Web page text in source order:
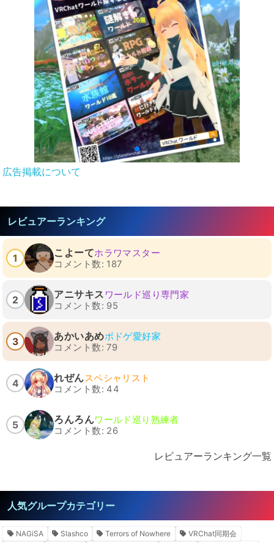
広告掲載について
レビュアーランキング
1 こよーてホラワマスター
コメント数: 187
2 アニサキス ワールド巡り専門家
コメント数: 95
3 あかいあめボドゲ愛好家
コメント数: 79
4 れぜんスペシャリスト
コメント数: 44
5 ろんろんワールド巡り熟練者
コメント数: 26
レビュアーランキング一覧
人気グループカテゴリー
NAGiSA Slashco Terrors of Nowhere
VRChat同期会